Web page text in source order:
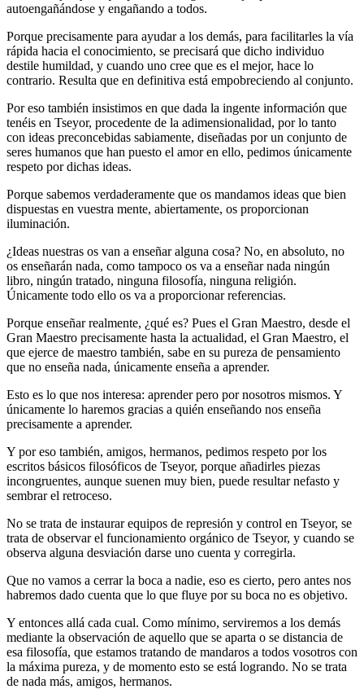
autoengañándose y engañando a todos.
Porque precisamente para ayudar a los demás, para facilitarles la vía
rápida hacia el conocimiento, se precisará que dicho individuo
destile humildad, y cuando uno cree que es el mejor, hace lo
contrario. Resulta que en definitiva está empobreciendo al conjunto.
Por eso también insistimos en que dada la ingente información que
tenéis en Tseyor, procedente de la adimensionalidad, por lo tanto
con ideas preconcebidas sabiamente, diseñadas por un conjunto de
seres humanos que han puesto el amor en ello, pedimos únicamente
respeto por dichas ideas.
Porque sabemos verdaderamente que os mandamos ideas que bien
dispuestas en vuestra mente, abiertamente, os proporcionan
iluminación.
¿Ideas nuestras os van a enseñar alguna cosa? No, en absoluto, no
os enseñarán nada, como tampoco os va a enseñar nada ningún
libro, ningún tratado, ninguna filosofía, ninguna religión.
Únicamente todo ello os va a proporcionar referencias.
Porque enseñar realmente, ¿qué es? Pues el Gran Maestro, desde el
Gran Maestro precisamente hasta la actualidad, el Gran Maestro, el
que ejerce de maestro también, sabe en su pureza de pensamiento
que no enseña nada, únicamente enseña a aprender.
Esto es lo que nos interesa: aprender pero por nosotros mismos. Y
únicamente lo haremos gracias a quién enseñando nos enseña
precisamente a aprender.
Y por eso también, amigos, hermanos, pedimos respeto por los
escritos básicos filosóficos de Tseyor, porque añadirles piezas
incongruentes, aunque suenen muy bien, puede resultar nefasto y
sembrar el retroceso.
No se trata de instaurar equipos de represión y control en Tseyor, se
trata de observar el funcionamiento orgánico de Tseyor, y cuando se
observa alguna desviación darse uno cuenta y corregirla.
Que no vamos a cerrar la boca a nadie, eso es cierto, pero antes nos
habremos dado cuenta que lo que fluye por su boca no es objetivo.
Y entonces allá cada cual. Como mínimo, serviremos a los demás
mediante la observación de aquello que se aparta o se distancia de
esa filosofía, que estamos tratando de mandaros a todos vosotros con
la máxima pureza, y de momento esto se está logrando. No se trata
de nada más, amigos, hermanos.